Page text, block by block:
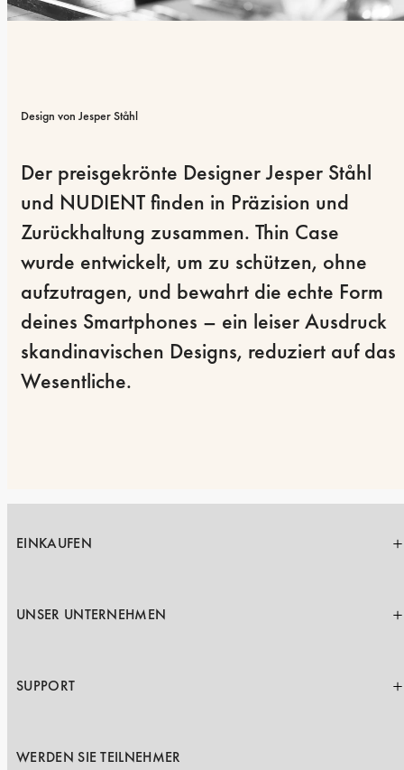
Design von Jesper Ståhl
Der preisgekrönte Designer Jesper Ståhl
und NUDIENT finden in Präzision und
Zurückhaltung zusammen. Thin Case
wurde entwickelt, um zu schützen, ohne
aufzutragen, und bewahrt die echte Form
deines Smartphones – ein leiser Ausdruck
skandinavischen Designs, reduziert auf das
Wesentliche.
EINKAUFEN
UNSER UNTERNEHMEN
SUPPORT
WERDEN SIE TEILNEHMER